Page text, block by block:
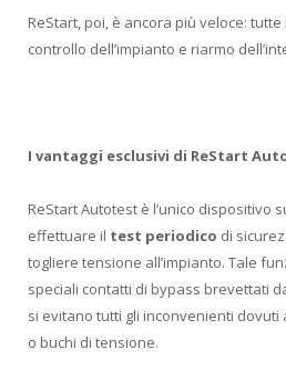
ReStart, poi, è ancora più veloce:
controllo dell’impianto e riarmo
I vantaggi esclusivi di ReStart
ReStart Autotest è l’unico dispositivo
effettuare il test periodico di
togliere tensione all’impianto. Tale
speciali contatti di bypass brevettati
si evitano tutti gli inconvenienti dovuti
o buchi di tensione.